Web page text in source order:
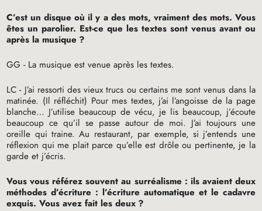
C’est un disque où il y a des mots, vraiment des mots. Vous
êtes un parolier. Est-ce que les textes sont venus avant ou
après la musique ?
GG - La musique est venue après les textes.
LC - J’ai ressorti des vieux trucs ou certains me sont venus dans la
matinée. (Il réfléchit) Pour mes textes, j’ai l’angoisse de la page
blanche… J’utilise beaucoup de vécu, je lis beaucoup, j’écoute
beaucoup ce qu’il se passe autour de moi. J’ai toujours une
oreille qui traine. Au restaurant, par exemple, si j’entends une
réflexion qui me plait parce qu’elle est drôle ou pertinente, je la
garde et j’écris.
Vous vous référez souvent au surréalisme : ils avaient deux
méthodes d’écriture : l’écriture automatique et le cadavre
exquis. Vous avez fait les deux ?